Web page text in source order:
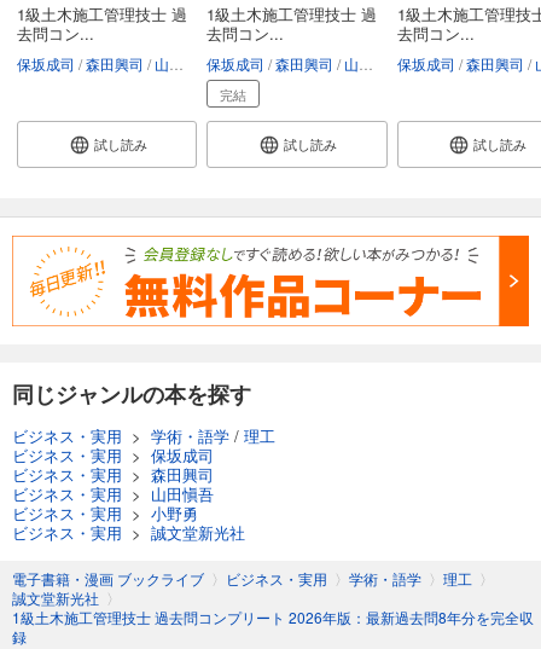
1級土木施工管理技士 過
去問コン...
保坂成司 森田興司 山田愼吾 小野勇
試し読み
1級土木施工管理技士 過
去問コン...
保坂成司 森田興司 山田愼吾 小野勇
完結
試し読み
1級土木施工管理技
去問コン...
保坂成司 森田興司
試し読み
同じジャンルの本を探す
ビジネス・実用 > 学術・語学 / 理工
ビジネス・実用 > 保坂成司
ビジネス・実用 > 森田興司
ビジネス・実用 > 山田愼吾
ビジネス・実用 > 小野勇
ビジネス・実用 > 誠文堂新光社
電子書籍・漫画 ブックライブ 〉 ビジネス・実用 〉 学術・語学 〉 理工 〉
誠文堂新光社 〉
1級土木施工管理技士 過去問コンプリート 2026年版：最新過去問8年分を完全収
録